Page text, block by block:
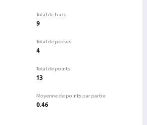
Total de buts
9
Total de passes
4
Total de points
13
Moyenne de points par partie
0.46